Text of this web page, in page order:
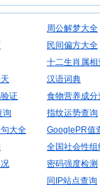
周公解梦大全
民间偏方大全
十二生肖属相
汉语词典
证
食物营养成分
询
指纹运势查询
大全
GooglePR值
全国社会性组
密码强度检测
同IP站点查询